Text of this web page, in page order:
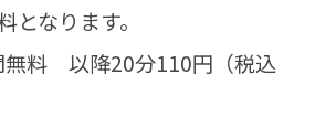
となります。
料 以降20分110円（税込